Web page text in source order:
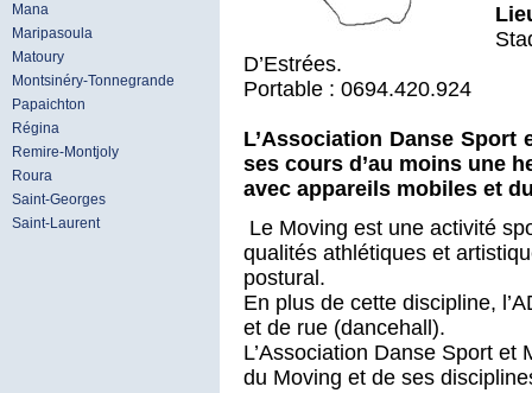
Mana
Maripasoula
Matoury
Montsinéry-Tonnegrande
Papaichton
Régina
Remire-Montjoly
Roura
Saint-Georges
Saint-Laurent
D’Estrées.
Portable : 0694.420.924
L’Association Danse Sport
ses cours d’au moins une
avec appareils mobiles et
Le Moving est une activité
qualités athlétiques et
postural.
En plus de cette discipline,
et de rue (dancehall).
L’Association Danse Sport
du Moving et de ses